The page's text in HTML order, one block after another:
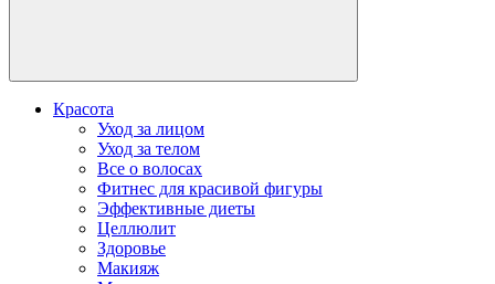
Красота
Уход за лицом
Уход за телом
Все о волосах
Фитнес для красивой фигуры
Эффективные диеты
Целлюлит
Здоровье
Макияж